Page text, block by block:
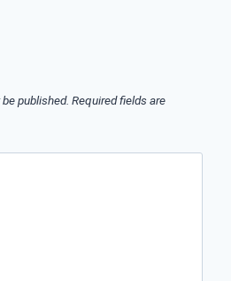
published. Required fields are